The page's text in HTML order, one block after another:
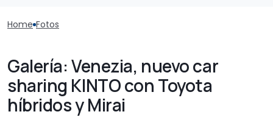
Home Fotos
Galería: Venezia, nuevo car
sharing KINTO con Toyota
híbridos y Mirai